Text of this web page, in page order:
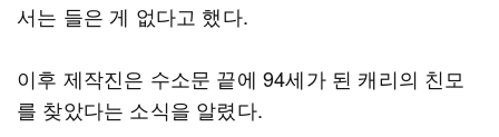
서는 들은 게 없다고 했다.
이후 제작진은 수소문 끝에 94세가 된 캐리의 친모
를 찾았다는 소식을 알렸다.